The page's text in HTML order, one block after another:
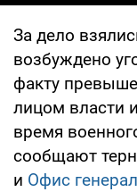
За дело
возбуждено
факту
лицом власти
время
сообщают
и Офис